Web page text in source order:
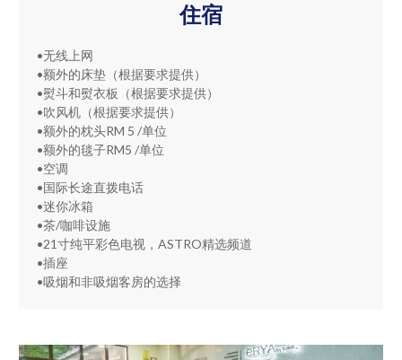
住宿
•无线上网
•额外的床垫（根据要求提供）
•熨斗和熨衣板（根据要求提供）
•吹风机（根据要求提供）
•额外的枕头RM 5 /单位
•额外的毯子RM5 /单位
•空调
•国际长途直拨电话
•迷你冰箱
•茶/咖啡设施
•21寸纯平彩色电视，ASTRO精选频道
•插座
•吸烟和非吸烟客房的选择